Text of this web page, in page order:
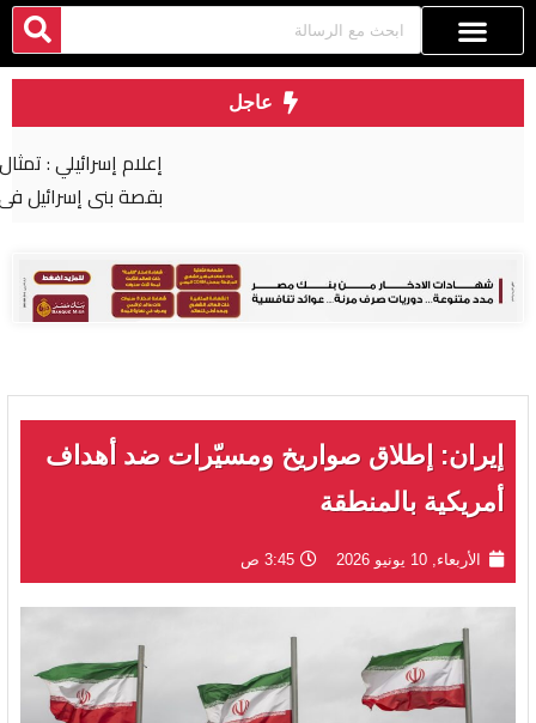
عاجل
إعلام إسرائيلي : تمثال رمسيس الثاني تربطه علاقة
إيران: إطلاق صواريخ ومسيّرات ضد أهداف
أمريكية بالمنطقة
الأربعاء, 10 يونيو 2026 3:45 ص